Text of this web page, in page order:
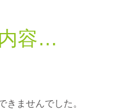
容
きませんでした。